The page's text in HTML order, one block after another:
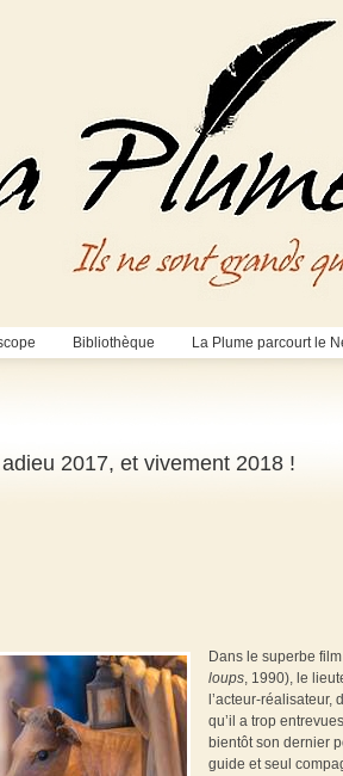
Bibliothèque La Plume parcourt le
2017, et vivement 2018 !
Dans le superbe
loups, 1990), le
l’acteur-
qu’il a trop
bientôt son dernier
guide et seul